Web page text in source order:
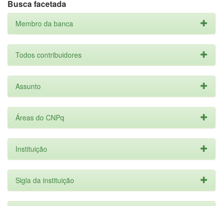
Busca facetada
Membro da banca
Todos contribuidores
Assunto
Áreas do CNPq
Instituição
Sigla da instituição